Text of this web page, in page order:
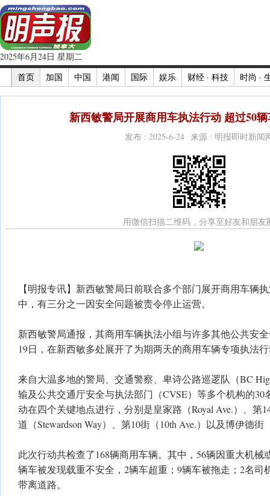
2025年6月24日 星期二
首页
加国 中国 港闻 国际 娱乐 财经 · 科技 时尚 ·
新西敏警局开展商用车执法行动 超过50
发布 : 2025-6-24 来源 : 明报即时新闻
用微信扫描二维码，分享至好友和朋友
【明报专讯】新西敏警局日前联合多个部门展开商用车辆
中，有三分之一因安全问题被责令停止运营。
新西敏警局通报，其商用车辆执法小组与许多其他公共安
19日，在新西敏多处展开了为期两天的商用车辆专项执法
来自大温多地的警局、交通警察、卑诗公路巡逻队（BC
输及公共交通厅安全与执法部门（CVSE）等多个机构的30
动在四个关键地点进行，分别是皇家路（Royal Ave.）、第
道（Stewardson Way）、第10街（10th Ave.）以及博伊德街
此次行动共检查了168辆商用车辆。其中，56辆因重大机械
辆车被发现载重不安全，2辆车超重；9辆车被拖走；2名司
带离道路。